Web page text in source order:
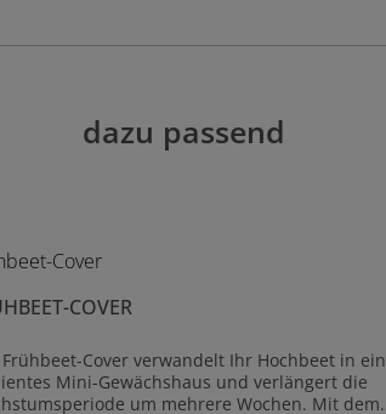
dazu passend
COVER
Frühbeet-Cover verwandelt Ihr Hochbeet in ein
Mini-Gewächshaus und verlängert die
um mehrere Wochen. Mit dem